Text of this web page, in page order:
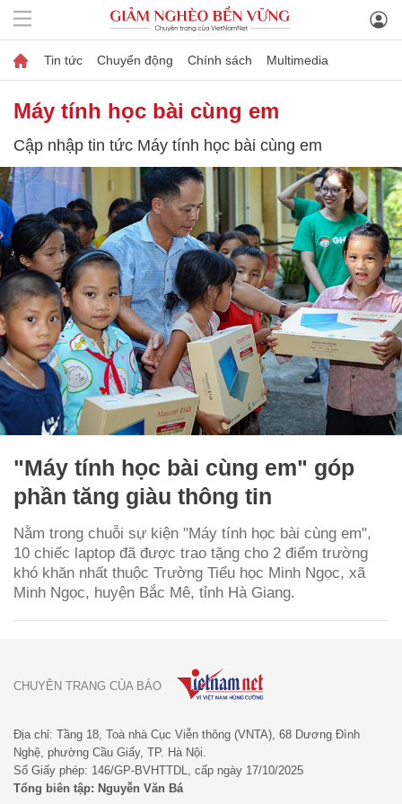
Tin tức Chuyển động Chính sách Multimedia
Máy tính học bài cùng em
Cập nhập tin tức Máy tính học bài cùng em
"Máy tính học bài cùng em" góp
phần tăng giàu thông tin
Nằm trong chuỗi sự kiện "Máy tính học bài cùng em",
10 chiếc laptop đã được trao tặng cho 2 điểm trường
khó khăn nhất thuộc Trường Tiểu học Minh Ngọc, xã
Minh Ngọc, huyện Bắc Mê, tỉnh Hà Giang.
Địa chỉ: Tầng 18, Toà nhà Cục Viễn thông (VNTA), 68 Dương Đình
Nghệ, phường Cầu Giấy, TP. Hà Nội.
Số Giấy phép: 146/GP-BVHTTDL, cấp ngày 17/10/2025
Tổng biên tập: Nguyễn Văn Bá
CHUYÊN TRANG CỦA BÁO